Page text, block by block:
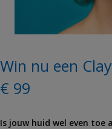
Win nu een
€ 99
Is jouw huid wel even toe